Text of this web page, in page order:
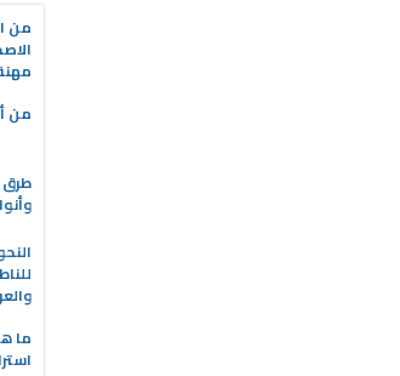
من
من
طرق
ما